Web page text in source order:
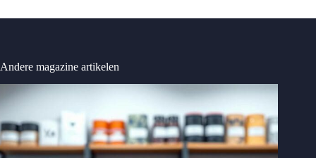
Andere magazine artikelen